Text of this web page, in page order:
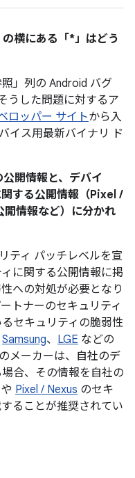
横にある「*」はどう
」列の Android バグ
うした問題に対するア
ロッパー サイトから入
イス用最新バイナリ ド
開情報と、デバイ
する公開情報（Pixel /
情報など）に分かれ
ティ パッチレベルを宣
に関する公開情報に掲
への対処が必要となり
トナーのセキュリティ
セキュリティの脆弱性
Samsung、 LGE などの
メーカーは、自社のデ
合、その情報を自社の
Pixel / Nexus のセキ
ることが推奨されてい